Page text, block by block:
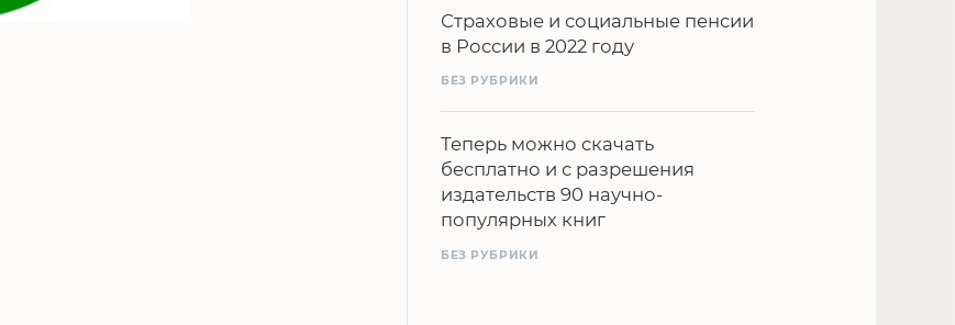
Страховые и социальные пенсии
в России в 2022 году
БЕЗ РУБРИКИ
Теперь можно скачать
бесплатно и с разрешения
издательств 90 научно-
популярных книг
БЕЗ РУБРИКИ